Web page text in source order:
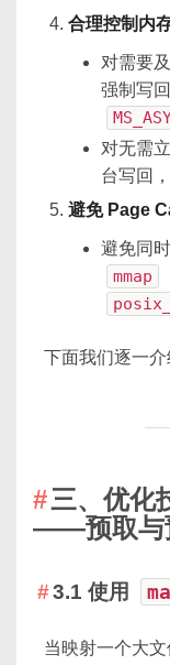
合理控制内
对需要
强制写
对无需
台写回
避免 Page
避免同
mmap
下面我们逐一介
三、优化
——预取与
3.1 使用
当映射一个大